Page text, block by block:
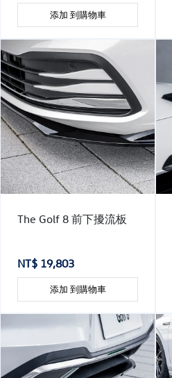
添加 到購物車
The Golf 8 前下擾流板
NT$ 19,803
添加 到購物車